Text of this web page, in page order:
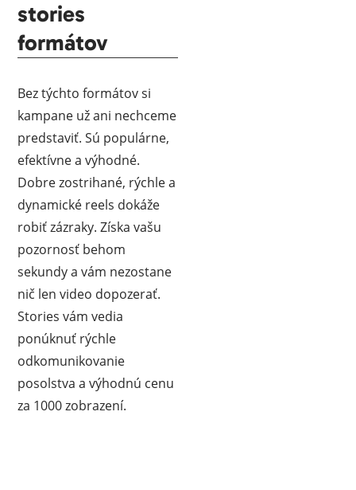
stories
formátov
Bez týchto formátov si
kampane už ani nechceme
predstaviť. Sú populárne,
efektívne a výhodné.
Dobre zostrihané, rýchle a
dynamické reels dokáže
robiť zázraky. Získa vašu
pozornosť behom
sekundy a vám nezostane
nič len video dopozerať.
Stories vám vedia
ponúknuť rýchle
odkomunikovanie
posolstva a výhodnú cenu
za 1000 zobrazení.